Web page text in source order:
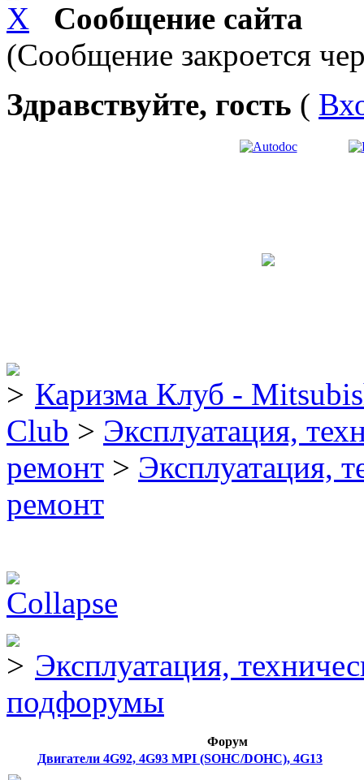
Сообщение сайта
(Сообщение закроется
Здравствуйте, гость (
Каризма Клуб -
Club > Эксплуатация,
ремонт > Эксплуатация,
ремонт
Эксплуатация,
подфорумы
Форум
Двигатели 4G92, 4G93 MPI (SOHC/DOHC), 4G13